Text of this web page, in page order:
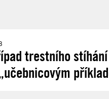
trestního